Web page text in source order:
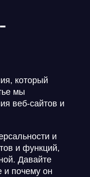
который
мы
веб-сайтов и
и
и функций,
Давайте
и почему он